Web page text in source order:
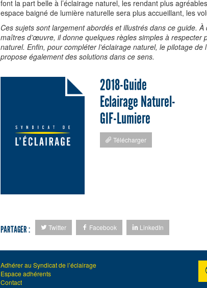
font la part belle à l’éclairage naturel, les rendant plus
espace baigné de lumière naturelle sera plus accueillant, les
Ces sujets sont largement abordés et illustrés dans ce guide.
maîtres d’œuvre, il donne quelques règles simples à respecter
naturel. Enfin, pour compléter l’éclairage naturel, le pilotage
propose également des solutions dans ce sens.
2018-Guide
Eclairage Naturel-
GIF-Lumiere
Télécharger
PARTAGER : Twitter Facebook LinkedIn
Adhérer au Syndicat de l’éclairage
Espace adhérents
Contact